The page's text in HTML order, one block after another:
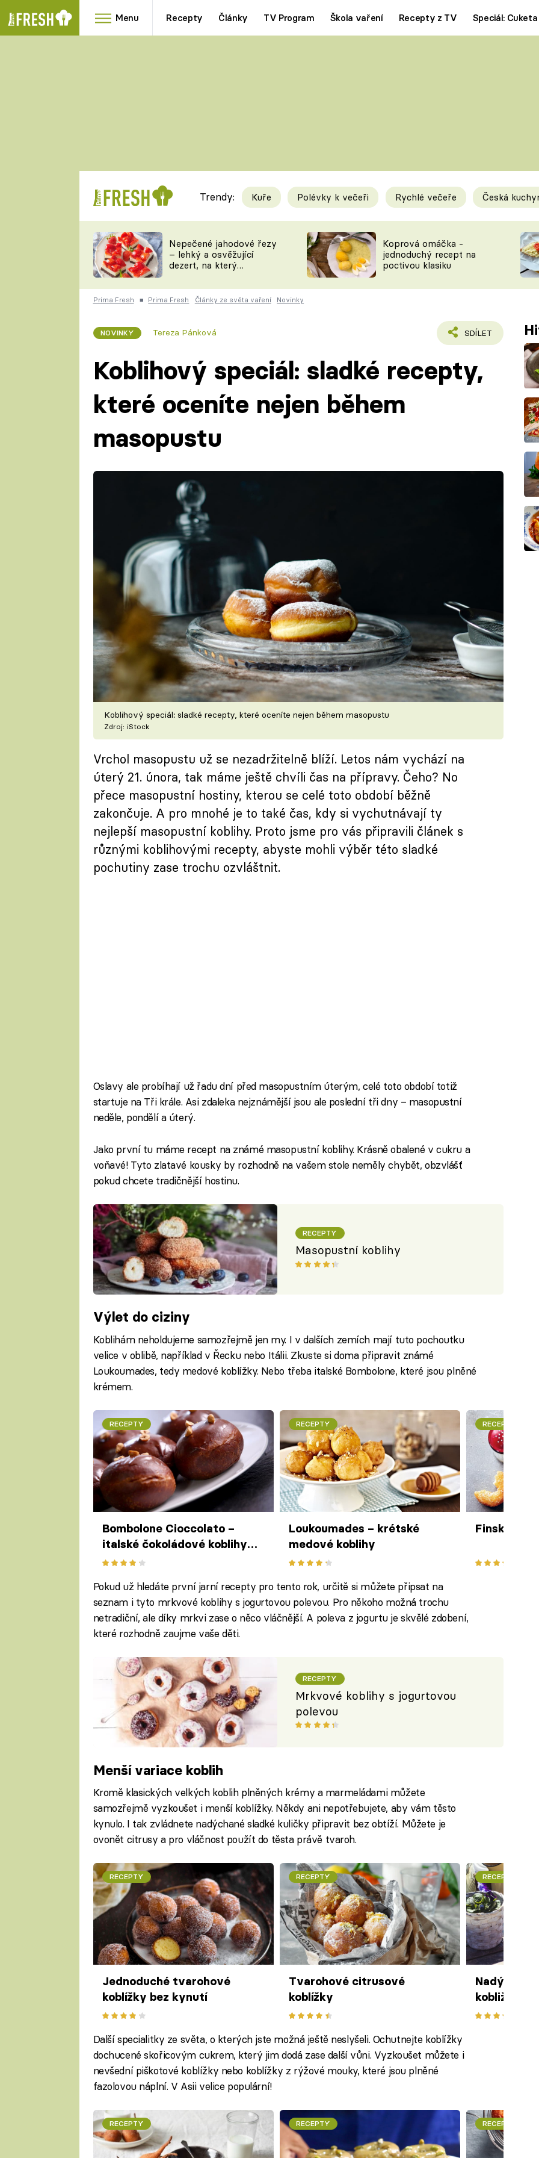
Menu Recepty Články TV Program Škola vaření Recepty z TV Speciál: Cuketa
RYCHLOVKY
Videorecepty
TEĎ VAŘÍ ŠÉF!
ČESKO NA TALÍŘI
KUCHAŘKA
Tipy a triky
KAM ZA JÍDLEM
VYCHYTÁVKY
ČASOPIS
Trendy: Kuře Polévky k večeři Rychlé večeře Česká
Nepečené jahodové řezy
– lehký a osvěžující
dezert, na který
Koprová omáčka -
jednoduchý recept na
poctivou klasiku
Prima Fresh ■ Prima Fresh Články ze světa vaření Novinky
NOVINKY Tereza Pánková SDÍLET
Koblihový speciál: sladké recepty,
které oceníte nejen během
masopustu
Koblihový speciál: sladké recepty, které oceníte nejen během masopustu
Zdroj: iStock
Vrchol masopustu už se nezadržitelně blíží. Letos nám vychází na
úterý 21. února, tak máme ještě chvíli čas na přípravy. Čeho? No
přece masopustní hostiny, kterou se celé toto období běžně
zakončuje. A pro mnohé je to také čas, kdy si vychutnávají ty
nejlepší masopustní koblihy. Proto jsme pro vás připravili článek s
různými koblihovými recepty, abyste mohli výběr této sladké
pochutiny zase trochu ozvláštnit.
Oslavy ale probíhají už řadu dní před masopustním úterým, celé toto období totiž
startuje na Tři krále. Asi zdaleka nejznámější jsou ale poslední tři dny – masopustní
neděle, pondělí a úterý.
Jako první tu máme recept na známé masopustní koblihy. Krásně obalené v cukru a
voňavé! Tyto zlatavé kousky by rozhodně na vašem stole neměly chybět, obzvlášť
pokud chcete tradičnější hostinu.
RECEPTY
Masopustní koblihy
Výlet do ciziny
Koblihám neholdujeme samozřejmě jen my. I v dalších zemích mají tuto pochoutku
velice v oblibě, například v Řecku nebo Itálii. Zkuste si doma připravit známé
Loukoumades, tedy medové koblížky. Nebo třeba italské Bombolone, které jsou plněné
krémem.
RECEPTY
Bombolone Cioccolato –
italské čokoládové koblihy
plněné nugátovým krémem
RECEPTY
Loukoumades – krétské
medové koblihy
RECEPTY
Finské
Pokud už hledáte první jarní recepty pro tento rok, určitě si můžete připsat na
seznam i tyto mrkvové koblihy s jogurtovou polevou. Pro někoho možná trochu
netradiční, ale díky mrkvi zase o něco vláčnější. A poleva z jogurtu je skvělé zdobení,
které rozhodně zaujme vaše děti.
RECEPTY
Mrkvové koblihy s jogurtovou
polevou
Menší variace koblih
Kromě klasických velkých koblih plněných krémy a marmeládami můžete
samozřejmě vyzkoušet i menší koblížky. Někdy ani nepotřebujete, aby vám těsto
kynulo. I tak zvládnete nadýchané sladké kuličky připravit bez obtíží. Můžete je
ovonět citrusy a pro vláčnost použít do těsta právě tvaroh.
RECEPTY
Jednoduché tvarohové
koblížky bez kynutí
RECEPTY
Tvarohové citrusové
koblížky
RECEPTY
kobližky
Další specialitky ze světa, o kterých jste možná ještě neslyšeli. Ochutnejte koblížky
dochucené skořicovým cukrem, který jim dodá zase další vůni. Vyzkoušet můžete i
nevšední piškotové koblížky nebo koblížky z rýžové mouky, které jsou plněné
fazolovou náplní. V Asii velice populární!
RECEPTY RECEPTY RECEPTY